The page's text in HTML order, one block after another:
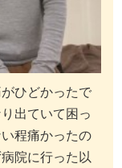
ひどかったで
出ていて困っ
程痛かったの
院に行った以